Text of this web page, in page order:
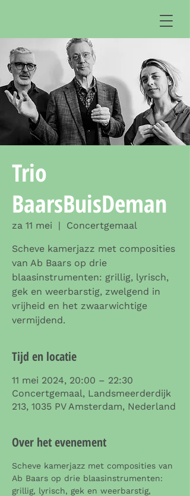
Trio
BaarsBuisDeman
za 11 mei
  |
Concertgemaal
Scheve kamerjazz met composities
van Ab Baars op drie
blaasinstrumenten: grillig, lyrisch,
gek en weerbarstig, zwelgend in
vrijheid en het zwaarwichtige
vermijdend.
Tijd en locatie
11 mei 2024, 20:00 – 22:30
Concertgemaal, Landsmeerderdijk
213, 1035 PV Amsterdam, Nederland
Over het evenement
Scheve kamerjazz met composities van
Ab Baars op drie blaasinstrumenten:
grillig, lyrisch, gek en weerbarstig,